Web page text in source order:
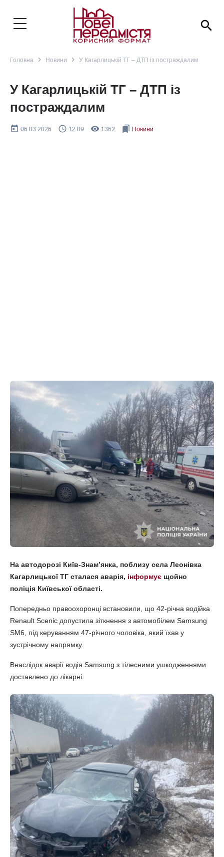
search
Головна navigate_next Новини navigate_next У Кагарлицькій ТГ – ДТП із постраждалим
У Кагарлицькій ТГ – ДТП із
постраждалим
today 06.03.2026 query_builder 12:09 remove_red_eye 1362 bookmarks Новини
На автодорозі Київ-Знамʼянка, поблизу села Леонівка
Кагарлицької ТГ сталася аварія, інформує щойно
поліція Київської області.
Попередньо правоохоронці встановили, що 42-річна водійка
Renault Scenic допустила зіткнення з автомобілем Samsung
SM6, під керуванням 47-річного чоловіка, який їхав у
зустрічному напрямку.
Внаслідок аварії водія Samsung з тілесними ушкодженнями
доставлено до лікарні.